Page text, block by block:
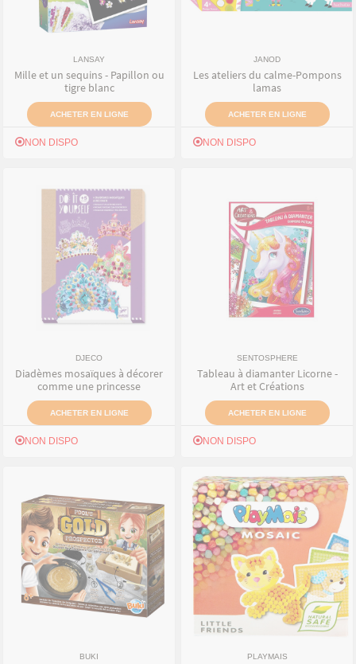
LANSAY
Mille et un sequins - Papillon ou
tigre blanc
ACHETER EN LIGNE
NON DISPO
JANOD
Les ateliers du calme-Pompons
lamas
ACHETER EN LIGNE
NON DISPO
DJECO
Diadèmes mosaïques à décorer
comme une princesse
ACHETER EN LIGNE
NON DISPO
SENTOSPHERE
Tableau à diamanter Licorne -
Art et Créations
ACHETER EN LIGNE
NON DISPO
BUKI PLAYMAIS